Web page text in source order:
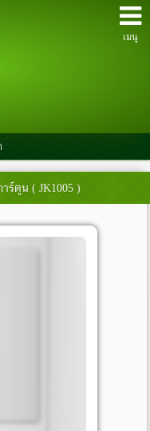
เมนู
าร์ตูน ( JK1005 )